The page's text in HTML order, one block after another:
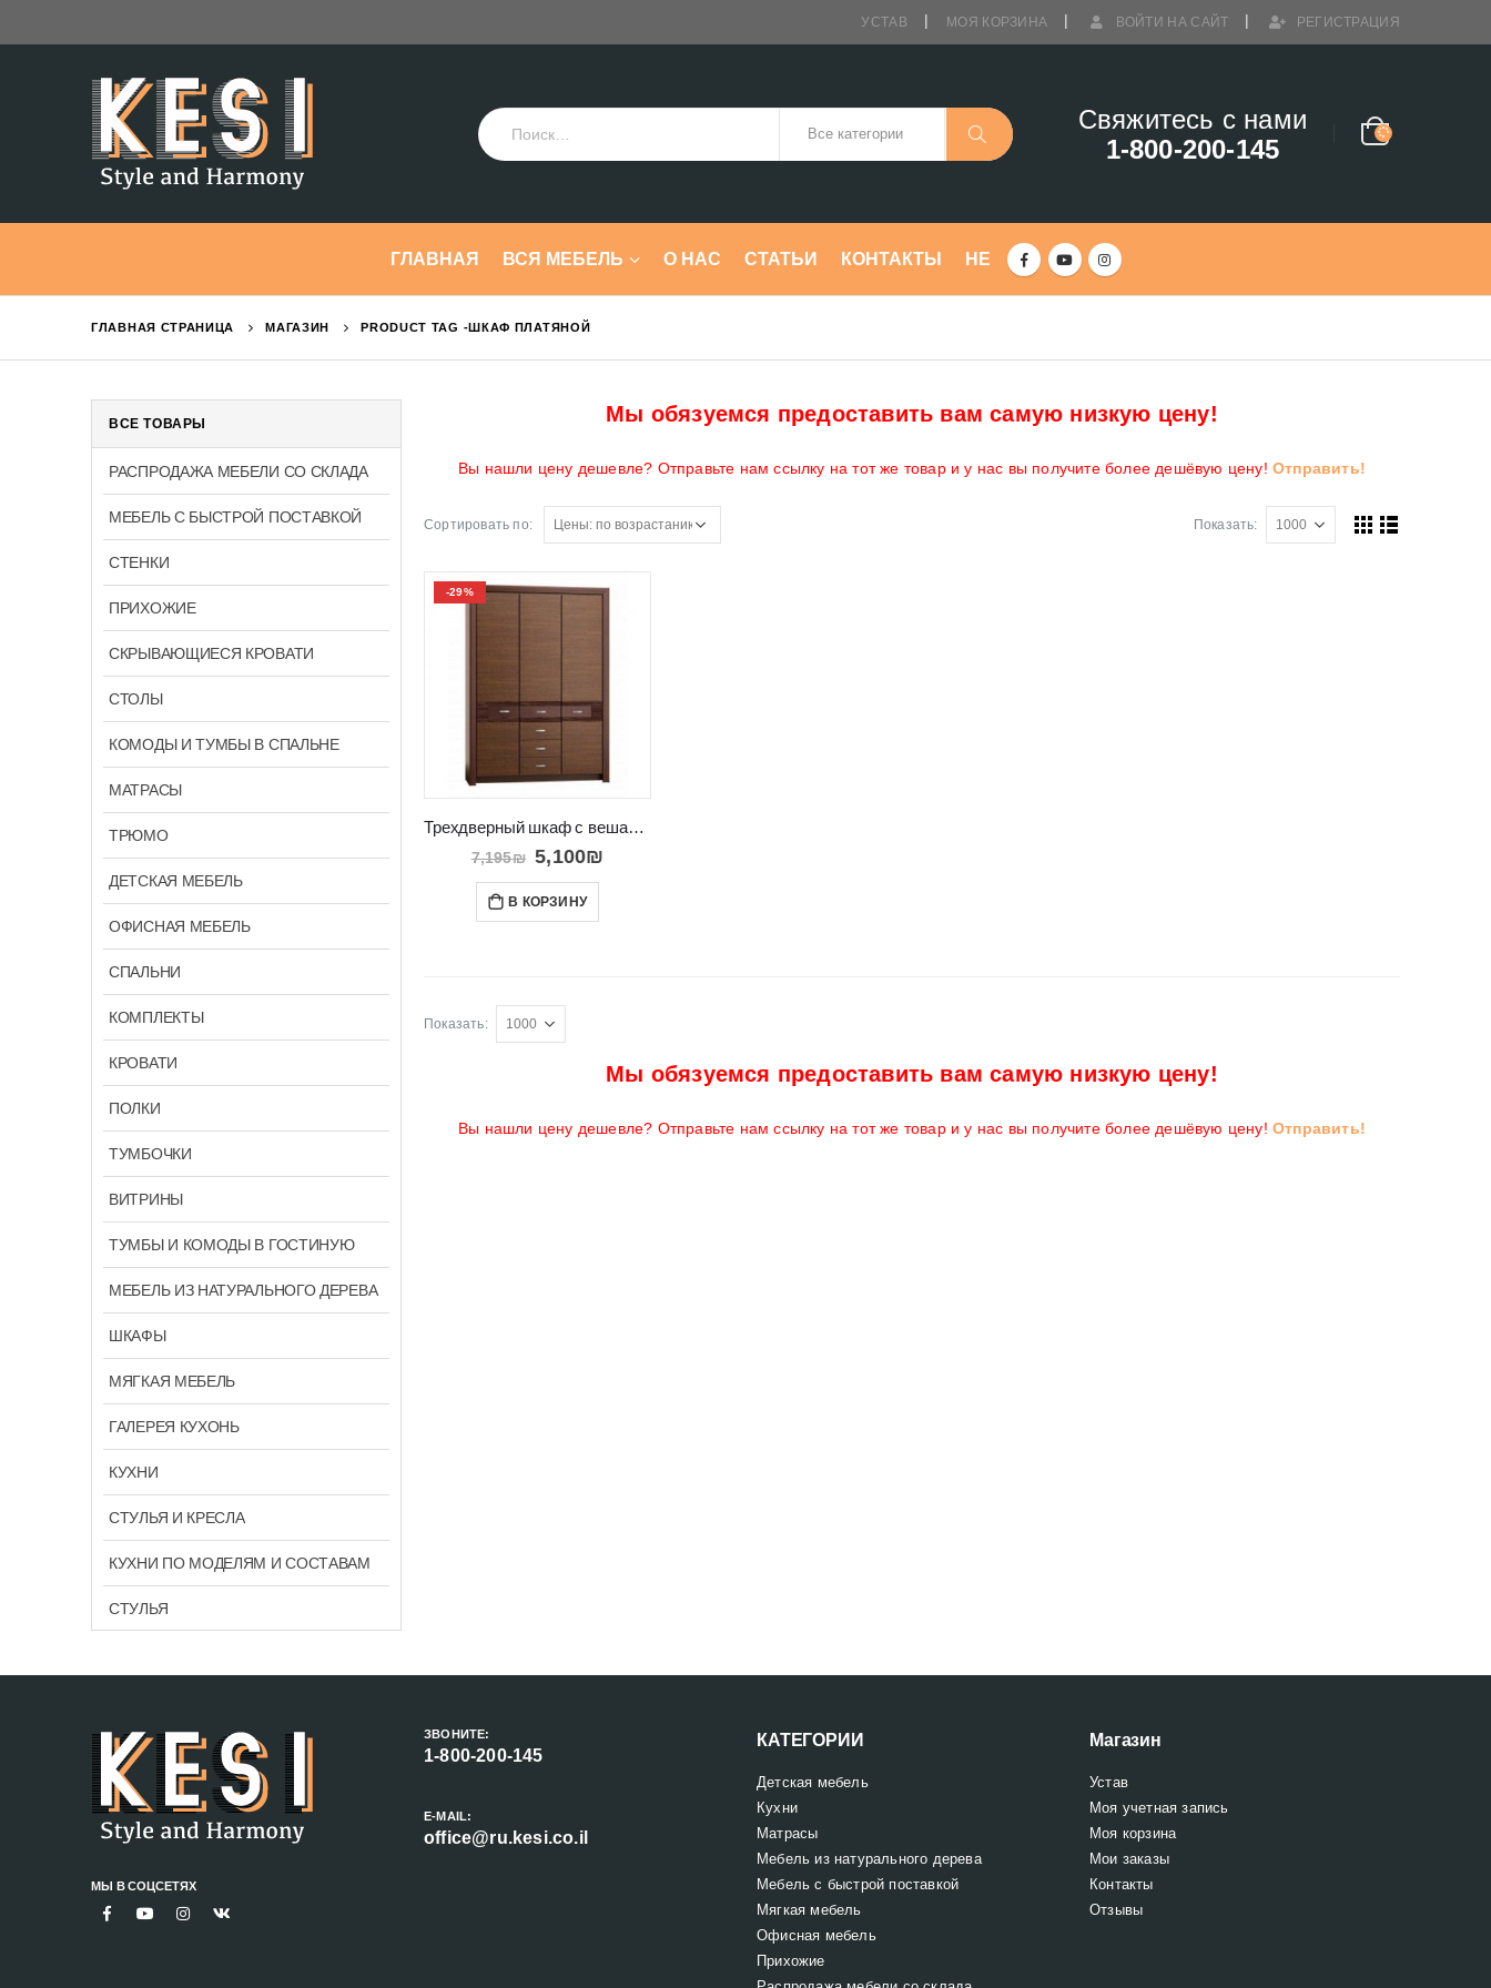
УСТАВ МОЯ КОРЗИНА ВОЙТИ НА САЙТ РЕГИСТРАЦИЯ
Свяжитесь с нами
1-800-200-145
ГЛАВНАЯ ВСЯ МЕБЕЛЬ О НАС СТАТЬИ КОНТАКТЫ HE
ГЛАВНАЯ СТРАНИЦА МАГАЗИН PRODUCT TAG -ШКАФ ПЛАТЯНОЙ
Мы обязуемся предоставить вам самую низкую цену!
Вы нашли цену дешевле? Отправьте нам ссылку на тот же товар и у нас вы получите более дешёвую цену! Отправить!
Сортировать по: Показать:
-29%
Трехдверный шкаф с вешалкой, полками и ящиками Paris
7,195₪ 5,100₪
В КОРЗИНУ
Показать:
Мы обязуемся предоставить вам самую низкую цену!
Вы нашли цену дешевле? Отправьте нам ссылку на тот же товар и у нас вы получите более дешёвую цену! Отправить!
ВСЕ ТОВАРЫ
РАСПРОДАЖА МЕБЕЛИ СО СКЛАДА
МЕБЕЛЬ С БЫСТРОЙ ПОСТАВКОЙ
СТЕНКИ
ПРИХОЖИЕ
СКРЫВАЮЩИЕСЯ КРОВАТИ
СТОЛЫ
КОМОДЫ И ТУМБЫ В СПАЛЬНЕ
МАТРАСЫ
ТРЮМО
ДЕТСКАЯ МЕБЕЛЬ
ОФИСНАЯ МЕБЕЛЬ
СПАЛЬНИ
КОМПЛЕКТЫ
КРОВАТИ
ПОЛКИ
ТУМБОЧКИ
ВИТРИНЫ
ТУМБЫ И КОМОДЫ В ГОСТИНУЮ
МЕБЕЛЬ ИЗ НАТУРАЛЬНОГО ДЕРЕВА
ШКАФЫ
МЯГКАЯ МЕБЕЛЬ
ГАЛЕРЕЯ КУХОНЬ
КУХНИ
СТУЛЬЯ И КРЕСЛА
КУХНИ ПО МОДЕЛЯМ И СОСТАВАМ
СТУЛЬЯ
МЫ В СОЦСЕТЯХ
ЗВОНИТЕ:
1-800-200-145
E-MAIL:
office@ru.kesi.co.il
КАТЕГОРИИ
Детская мебель
Кухни
Матрасы
Мебель из натурального дерева
Мебель с быстрой поставкой
Мягкая мебель
Офисная мебель
Прихожие
Магазин
Устав
Моя учетная запись
Моя корзина
Мои заказы
Контакты
Отзывы